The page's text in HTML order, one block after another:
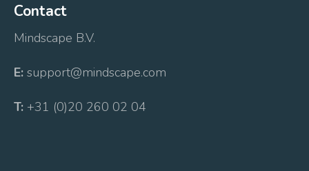
Contact
Mindscape B.V.
E: support@mindscape.com
T: +31 (0)20 260 02 04